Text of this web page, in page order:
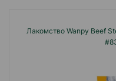
Лакомство Wanpy Beef